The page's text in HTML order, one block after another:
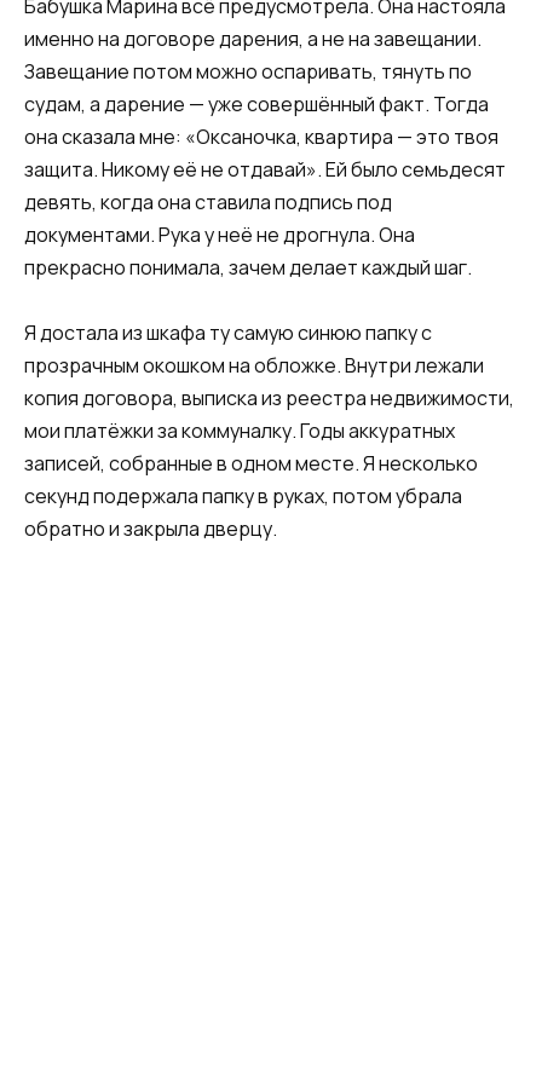
Бабушка Марина всё предусмотрела. Она настояла
именно на договоре дарения, а не на завещании.
Завещание потом можно оспаривать, тянуть по
судам, а дарение — уже совершённый факт. Тогда
она сказала мне: «Оксаночка, квартира — это твоя
защита. Никому её не отдавай». Ей было семьдесят
девять, когда она ставила подпись под
документами. Рука у неё не дрогнула. Она
прекрасно понимала, зачем делает каждый шаг.
Я достала из шкафа ту самую синюю папку с
прозрачным окошком на обложке. Внутри лежали
копия договора, выписка из реестра недвижимости,
мои платёжки за коммуналку. Годы аккуратных
записей, собранные в одном месте. Я несколько
секунд подержала папку в руках, потом убрала
обратно и закрыла дверцу.